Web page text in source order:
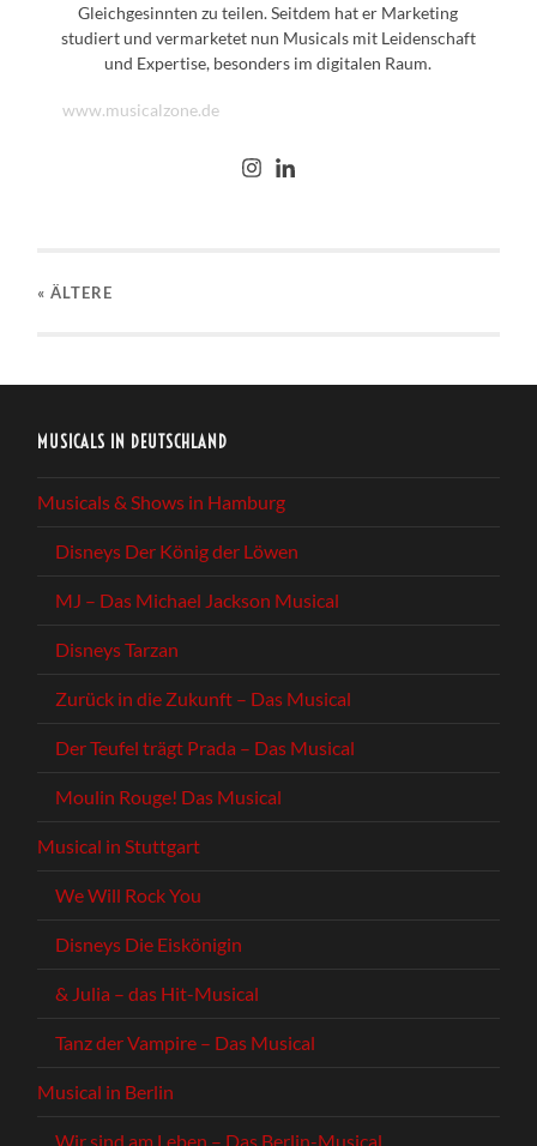
Gleichgesinnten zu teilen. Seitdem hat er Marketing
studiert und vermarketet nun Musicals mit Leidenschaft
und Expertise, besonders im digitalen Raum.
www.musicalzone.de
« ÄLTERE
MUSICALS IN DEUTSCHLAND
Musicals & Shows in Hamburg
Disneys Der König der Löwen
MJ – Das Michael Jackson Musical
Disneys Tarzan
Zurück in die Zukunft – Das Musical
Der Teufel trägt Prada – Das Musical
Moulin Rouge! Das Musical
Musical in Stuttgart
We Will Rock You
Disneys Die Eiskönigin
& Julia – das Hit-Musical
Tanz der Vampire – Das Musical
Musical in Berlin
Wir sind am Leben – Das Berlin-Musical